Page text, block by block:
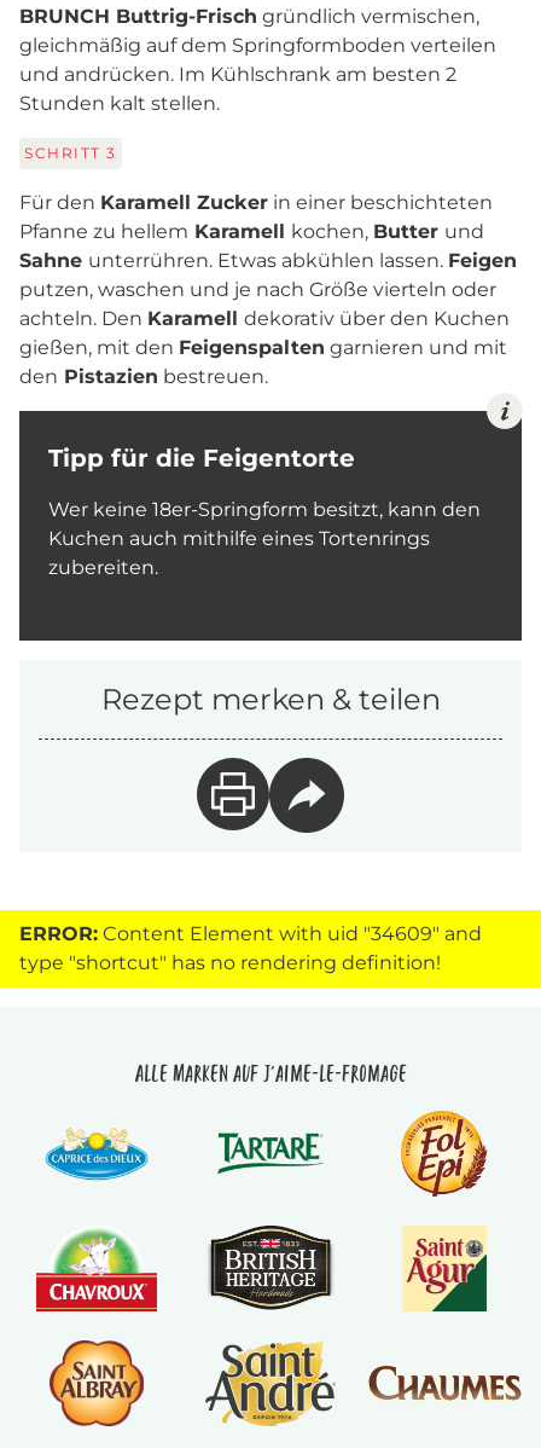
BRUNCH Buttrig-Frisch gründlich vermischen,
gleichmäßig auf dem Springformboden verteilen
und andrücken. Im Kühlschrank am besten 2
Stunden kalt stellen.
SCHRITT 3
Für den Karamell Zucker in einer beschichteten
Pfanne zu hellem Karamell kochen, Butter und
Sahne unterrühren. Etwas abkühlen lassen. Feigen
putzen, waschen und je nach Größe vierteln oder
achteln. Den Karamell dekorativ über den Kuchen
gießen, mit den Feigenspalten garnieren und mit
den Pistazien bestreuen.
Tipp für die Feigentorte
Wer keine 18er-Springform besitzt, kann den
Kuchen auch mithilfe eines Tortenrings
zubereiten.
Rezept merken & teilen
ERROR: Content Element with uid "34609" and
type "shortcut" has no rendering definition!
Alle Marken auf J'aime-le-fromage